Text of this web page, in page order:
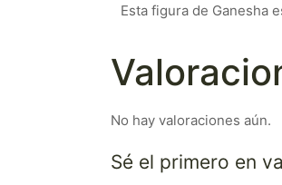
Esta figura de Ganesha
No hay valoraciones aún.
Sé el primero en